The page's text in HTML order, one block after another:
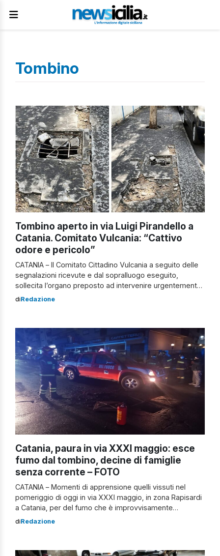
Tombino
Tombino aperto in via Luigi Pirandello a
Catania. Comitato Vulcania: “Cattivo
odore e pericolo”
CATANIA – Il Comitato Cittadino Vulcania a seguito delle
segnalazioni ricevute e dal sopralluogo eseguito,
sollecita l’organo preposto ad intervenire urgentemente
per la presenza, in via Luigi Pirandello, nel quartiere
aperto in via Luigi Pirandello a Catania “Oltre a […]
diRedazione
Catania, paura in via XXXI maggio: esce
fumo dal tombino, decine di famiglie
senza corrente – FOTO
CATANIA – Momenti di apprensione quelli vissuti nel
pomeriggio di oggi in via XXXI maggio, in zona Rapisardi
a Catania, per del fumo che è improvvisamente
fuoriuscito da alcuni tombini presenti sulla carreggiata.
capoluogo etneo. Secondo […]
diRedazione